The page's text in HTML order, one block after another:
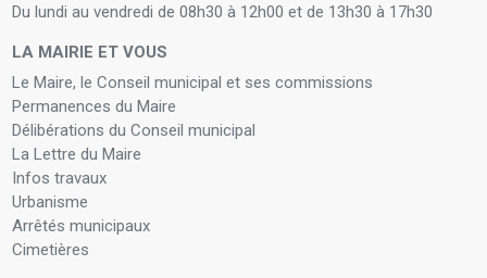
Du lundi au vendredi de 08h30 à 12h00 et de 13h30 à 17h30
LA MAIRIE ET VOUS
Le Maire, le Conseil municipal et ses commissions
Permanences du Maire
Délibérations du Conseil municipal
La Lettre du Maire
Infos travaux
Urbanisme
Arrêtés municipaux
Cimetières